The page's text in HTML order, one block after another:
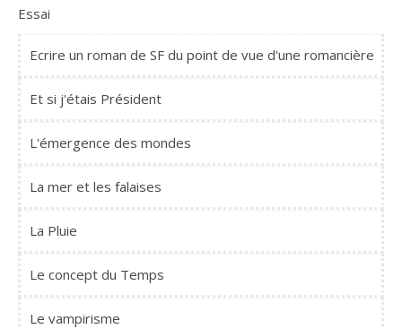
Essai
Ecrire un roman de SF du point de vue d'une romancière
Et si j'étais Président
L'émergence des mondes
La mer et les falaises
La Pluie
Le concept du Temps
Le vampirisme